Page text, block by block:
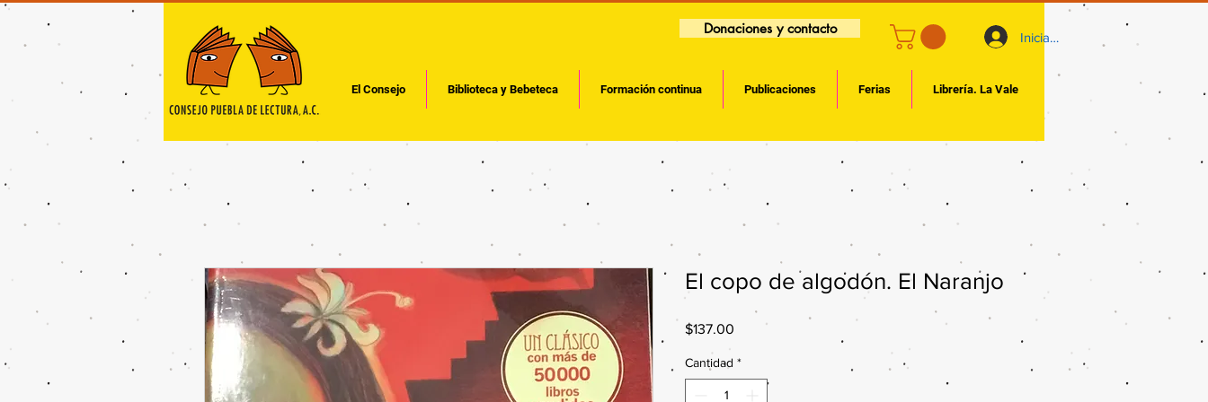
Donaciones y contacto Iniciar sesión
El Consejo Biblioteca y Bebeteca Formación continua Publicaciones Ferias Librería. La Vale
El copo de algodón. El Naranjo
$137.00 Precio
Cantidad *